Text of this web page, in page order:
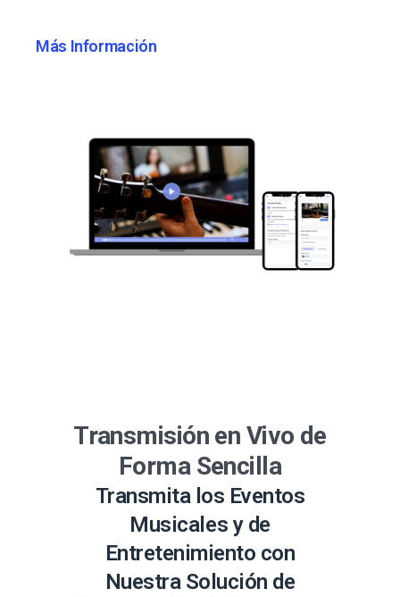
Más Información
Transmisión en Vivo de
Forma Sencilla
Transmita los Eventos
Musicales y de
Entretenimiento con
Nuestra Solución de